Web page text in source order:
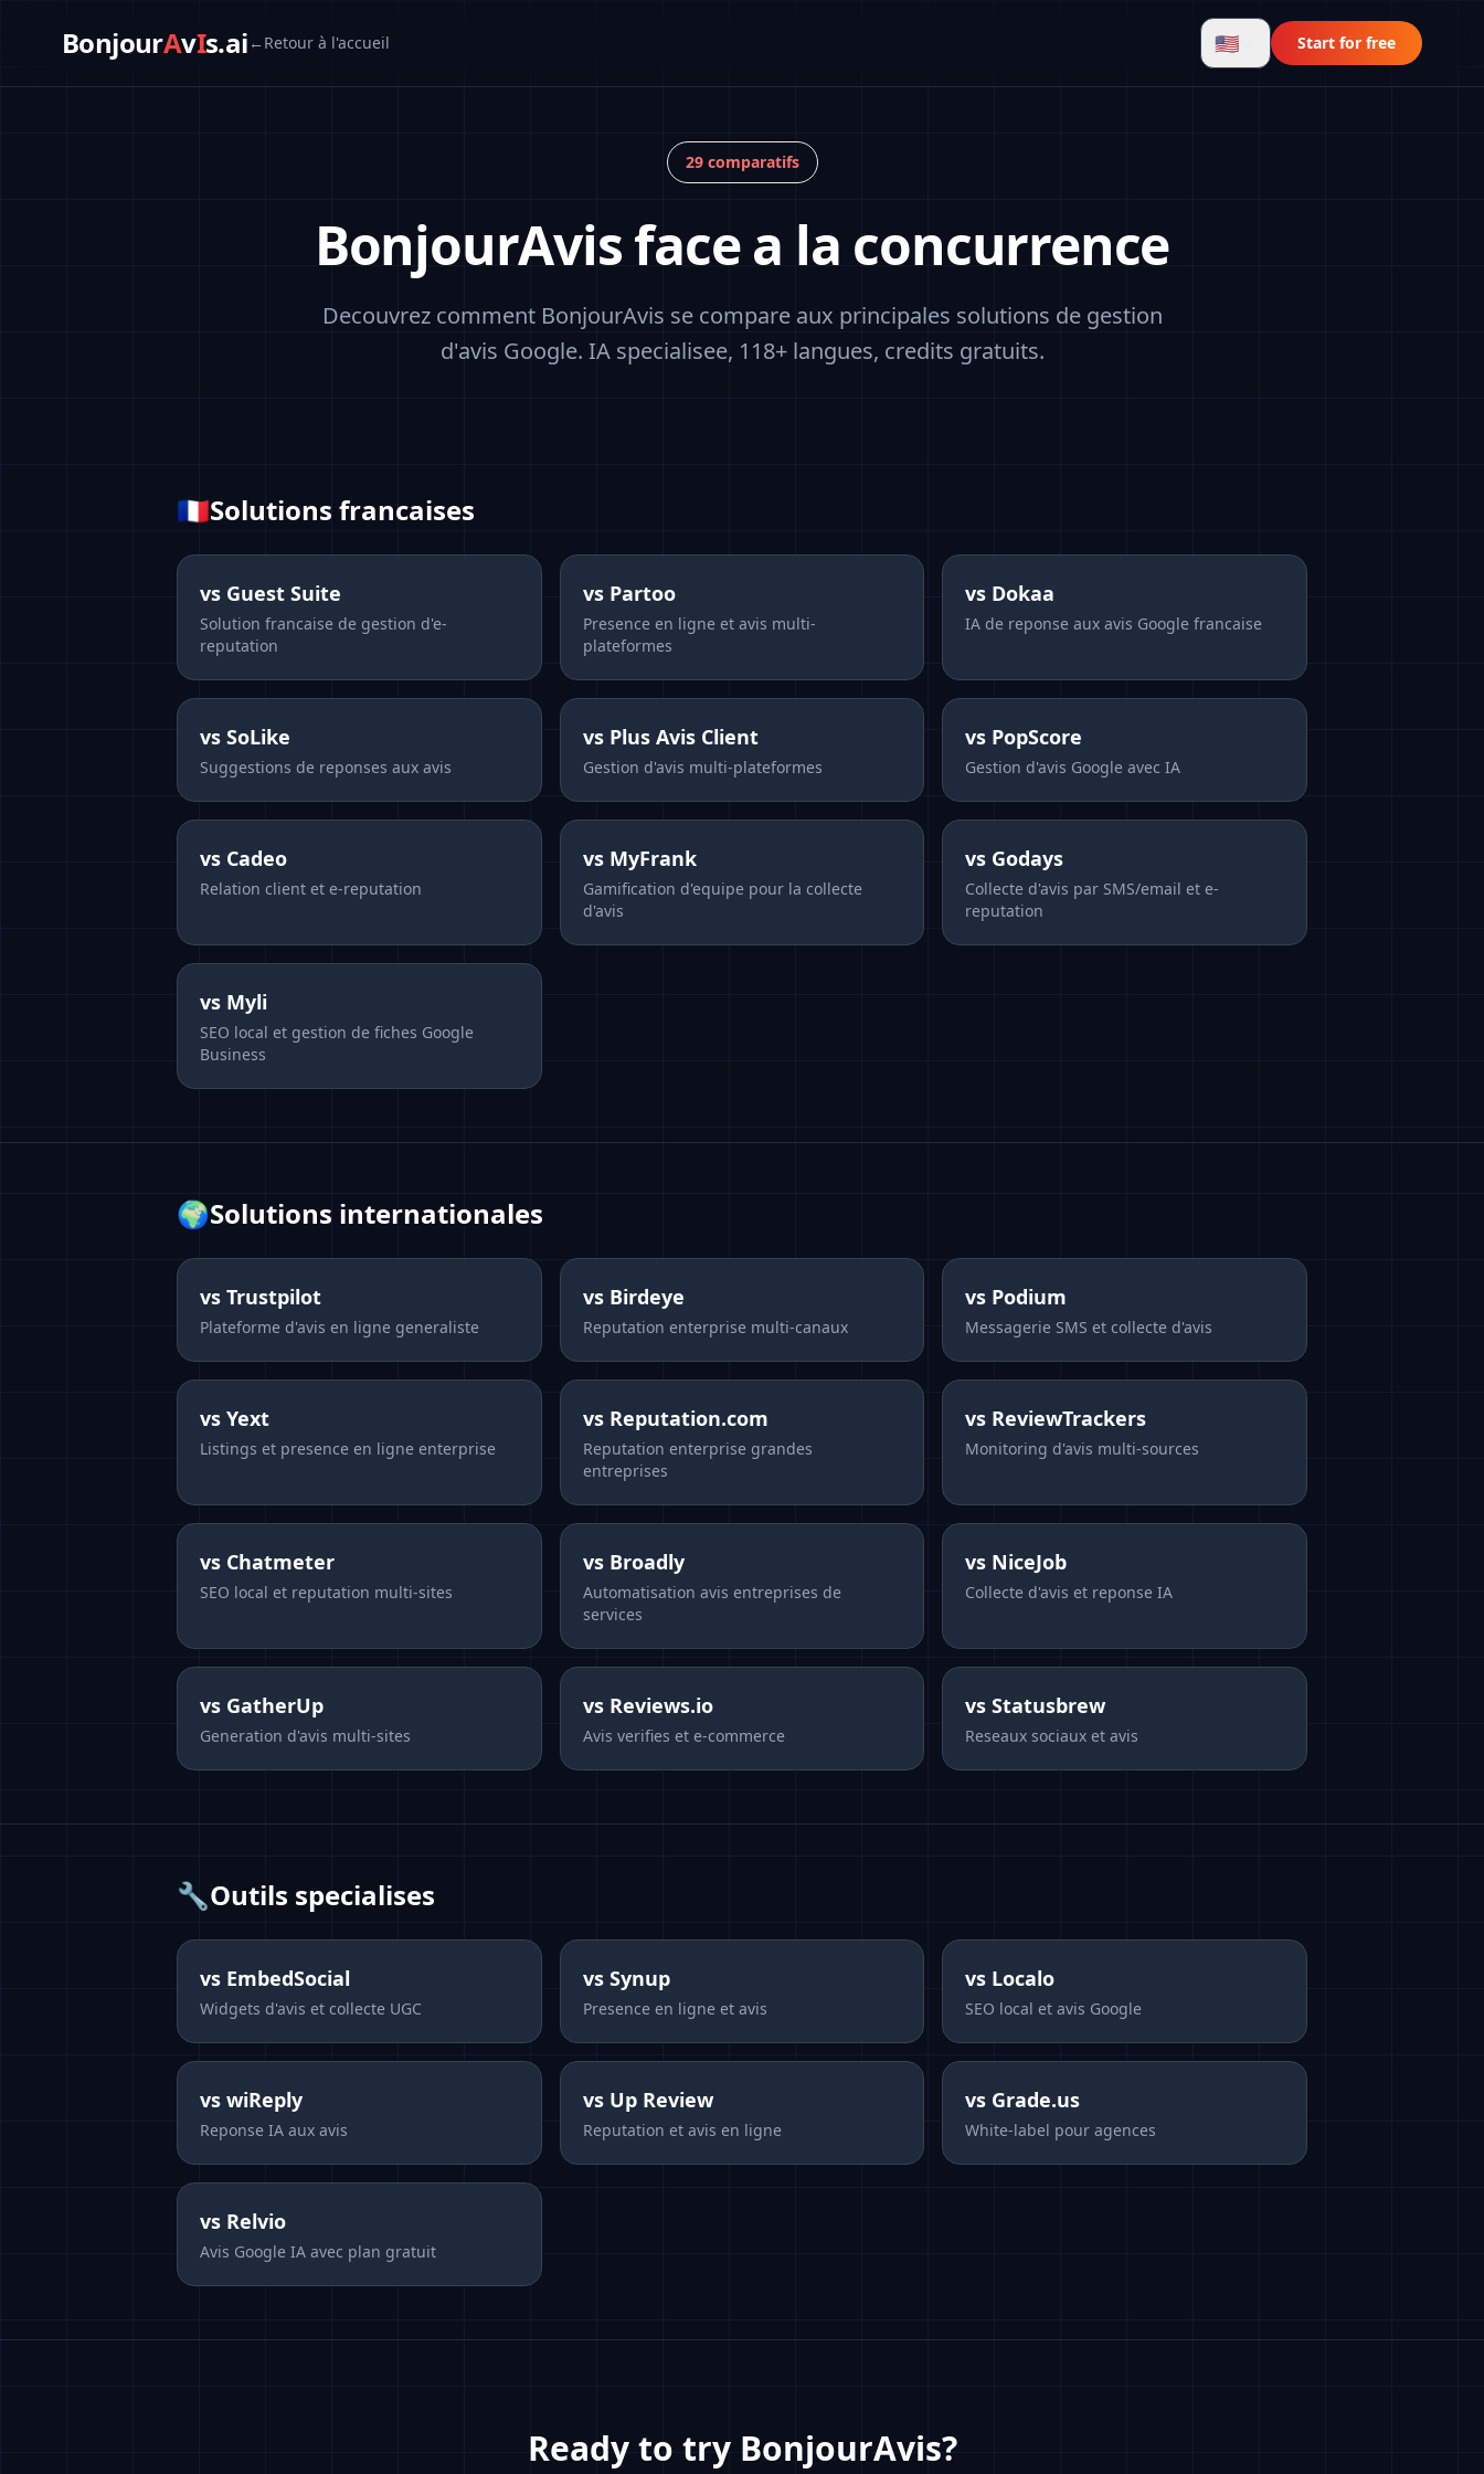
BonjourAvIs.ai ← Retour à l'accueil 🇺🇸 Start for free
29 comparatifs
BonjourAvis face a la concurrence
Decouvrez comment BonjourAvis se compare aux principales solutions de gestion
d'avis Google. IA specialisee, 118+ langues, credits gratuits.
🇫🇷Solutions francaises
vs Guest Suite
Solution francaise de gestion d'e-
reputation
vs Partoo
Presence en ligne et avis multi-
plateformes
vs Dokaa
IA de reponse aux avis Google francaise
vs SoLike
Suggestions de reponses aux avis
vs Plus Avis Client
Gestion d'avis multi-plateformes
vs PopScore
Gestion d'avis Google avec IA
vs Cadeo
Relation client et e-reputation
vs MyFrank
Gamification d'equipe pour la collecte
d'avis
vs Godays
Collecte d'avis par SMS/email et e-
reputation
vs Myli
SEO local et gestion de fiches Google
Business
🌍Solutions internationales
vs Trustpilot
Plateforme d'avis en ligne generaliste
vs Birdeye
Reputation enterprise multi-canaux
vs Podium
Messagerie SMS et collecte d'avis
vs Yext
Listings et presence en ligne enterprise
vs Reputation.com
Reputation enterprise grandes
entreprises
vs ReviewTrackers
Monitoring d'avis multi-sources
vs Chatmeter
SEO local et reputation multi-sites
vs Broadly
Automatisation avis entreprises de
services
vs NiceJob
Collecte d'avis et reponse IA
vs GatherUp
Generation d'avis multi-sites
vs Reviews.io
Avis verifies et e-commerce
vsStatusbrew
Reseaux sociaux et avis
🔧Outils specialises
vs EmbedSocial
Widgets d'avis et collecte UGC
vs Synup
Presence en ligne et avis
vs Localo
SEO local et avis Google
vs wiReply
Reponse IA aux avis
vs Up Review
Reputation et avis en ligne
vs Grade.us
White-label pour agences
vs Relvio
Avis Google IA avec plan gratuit
Ready to try BonjourAvis?